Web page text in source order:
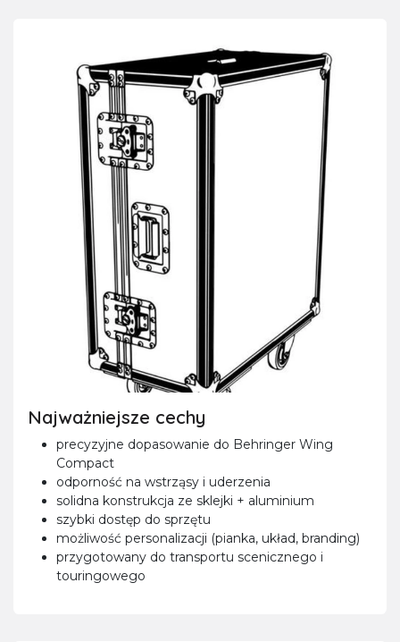
Najważniejsze cechy
precyzyjne dopasowanie do Behringer Wing
Compact
odporność na wstrząsy i uderzenia
solidna konstrukcja ze sklejki + aluminium
szybki dostęp do sprzętu
możliwość personalizacji (pianka, układ, branding)
przygotowany do transportu scenicznego i
touringowego